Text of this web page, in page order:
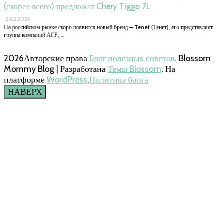
(скорее всего) предложат Chery Tiggo 7L
13.02.2025
На российском рынке скоро появится новый бренд – Tenet (Тенет), его представляет
группа компаний АГР, …
2026Авторские праваБлог полезных советов. Blossom
Mommy Blog | РазработанаТемы Blossom. На
платформеWordPress.Политика блога
НАВЕРХ